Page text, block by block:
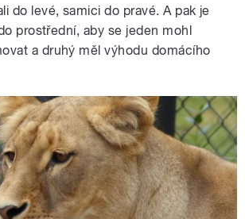
do levé, samici do pravé. A pak je
prostřední, aby se jeden mohl
a druhý měl výhodu domácího